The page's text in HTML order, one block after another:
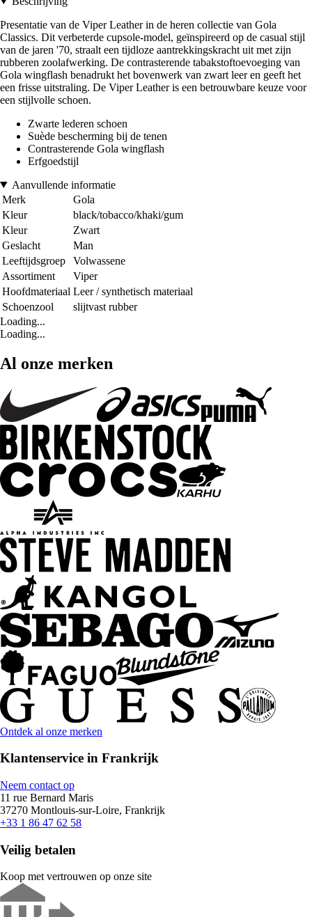
Presentatie van de Viper Leather in de heren collectie van Gola
Classics. Dit verbeterde cupsole-model, geïnspireerd op de casual stijl
van de jaren '70, straalt een tijdloze aantrekkingskracht uit met zijn
rubberen zoolafwerking. De contrasterende tabakstoftoevoeging van
Gola wingflash benadrukt het bovenwerk van zwart leer en geeft het
een frisse uitstraling. De Viper Leather is een betrouwbare keuze voor
een stijlvolle schoen.
Zwarte lederen schoen
Suède bescherming bij de tenen
Contrasterende Gola wingflash
Erfgoedstijl
Aanvullende informatie
Merk
Gola
Kleur
black/tobacco/khaki/gum
Kleur
Zwart
Geslacht
Man
Leeftijdsgroep
Volwassene
Assortiment
Viper
Hoofdmateriaal Leer / synthetisch materiaal
Schoenzool
slijtvast rubber
Loading...
Loading...
Al onze merken
Ontdek al onze merken
Klantenservice in Frankrijk
Neem contact op
11 rue Bernard Maris
37270 Montlouis-sur-Loire, Frankrijk
+33 1 86 47 62 58
Veilig betalen
Koop met vertrouwen op onze site